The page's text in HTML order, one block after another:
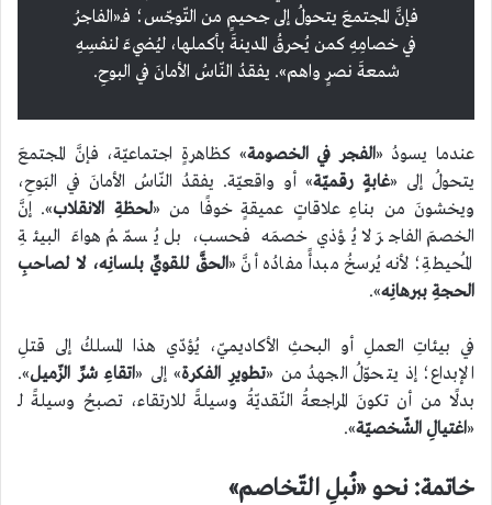
فإنَّ المجتمعَ يتحولُ إلى جحيمٍ من التّوجّس؛ فـ«الفاجرُ
في خصامِهِ كمن يُحرقُ المدينةَ بأكملها، ليُضيءَ لنفسِهِ
شمعةَ نصرٍ واهم». يفقدُ النّاسُ الأمانَ في البوحِ.
عندما يسودُ «الفجر في الخصومة» كظاهرةٍ اجتماعيّة، فإنَّ المجتمعَ
يتحولُ إلى «غابةٍ رقميّة» أو واقعيّة. يفقدُ النّاسُ الأمانَ في البَوحِ،
ويخشونَ من بناءِ علاقاتٍ عميقةٍ خوفًا من «لحظةِ الانقلاب». إنَّ
الخصمَ الفاجرَ لا يُؤذي خصمَه فحسب، بل يُسمّمُ هواءَ البيئةِ
المُحيطةِ؛ لأنه يُرسخُ مبدأً مفادُه أنَّ «الحقَّ للقويِّ بلسانِه، لا لصاحبِ
الحجةِ ببرهانِه».
في بيئاتِ العملِ أو البحثِ الأكاديميّ، يُؤدّي هذا المسلكُ إلى قتلِ
الإبداع؛ إذ يتحوّلُ الجهدُ من «تطويرِ الفكرة» إلى «اتقاءِ شرِّ الزّميل».
بدلًا من أن تكونَ المراجعةُ النّقديّةُ وسيلةً للارتقاء، تصبحُ وسيلةً لـ
«اغتيالِ الشّخصيّة».
خاتمة: نحو «نُبلِ التّخاصم»